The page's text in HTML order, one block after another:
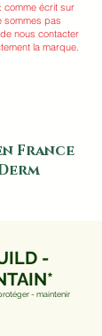
: comme écrit sur
sommes pas
nous contacter
la marque.
France
-
- maintenir